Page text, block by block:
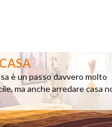
è un passo davvero molto
ma anche arredare casa